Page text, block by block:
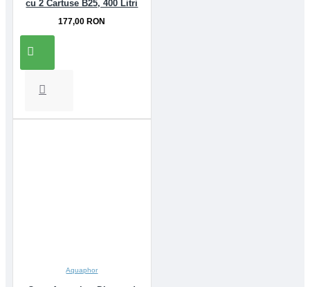
cu 2 Cartuse B25, 400 Litri
177,00 RON
Aquaphor